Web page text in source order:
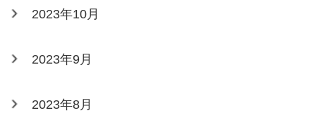
2023年10月
2023年9月
2023年8月